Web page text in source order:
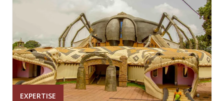
EXPERTISE